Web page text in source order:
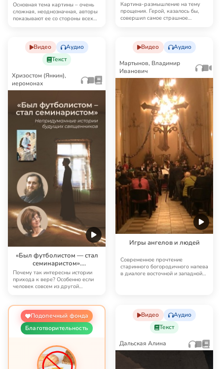
Основная тема картины – очень
сложная, неоднозначная, авторы
показывают ее со стороны всех
Картина-размышление на тему
прощения. Герой, казалось бы,
совершил самое страшное
Видео
Аудио
Текст
Хризостом (Янкин),
иеромонах
«Был футболистом — стал
семинаристом».
Непридуманные истории
будущих священников
Почему так интересны истории
прихода к вере? Особенно если
человек совсем из другой
Видео Аудио
Мартынов, Владимир
Иванович
Игры ангелов и людей
Современное прочтение
старинного богородичного напева
в диалоге восточной и западной
Подопечный фонда
Благотворительность
Видео
Аудио
Текст
Дальская Алина